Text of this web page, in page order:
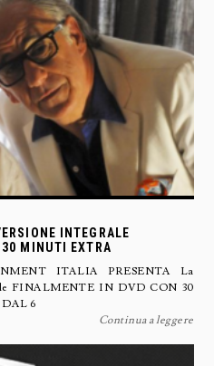
INTEGRALE
MINUTI EXTRA
ITALIA PRESENTA La
FINALMENTE IN DVD CON 30
6
Continua a leggere